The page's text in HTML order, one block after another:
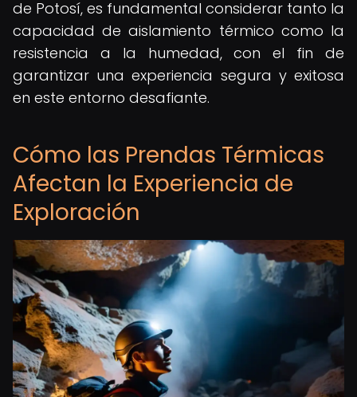
de Potosí, es fundamental considerar tanto la
capacidad de aislamiento térmico como la
resistencia a la humedad, con el fin de
garantizar una experiencia segura y exitosa
en este entorno desafiante.
Cómo las Prendas Térmicas
Afectan la Experiencia de
Exploración